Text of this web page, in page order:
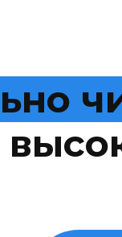
ьно ч
высо